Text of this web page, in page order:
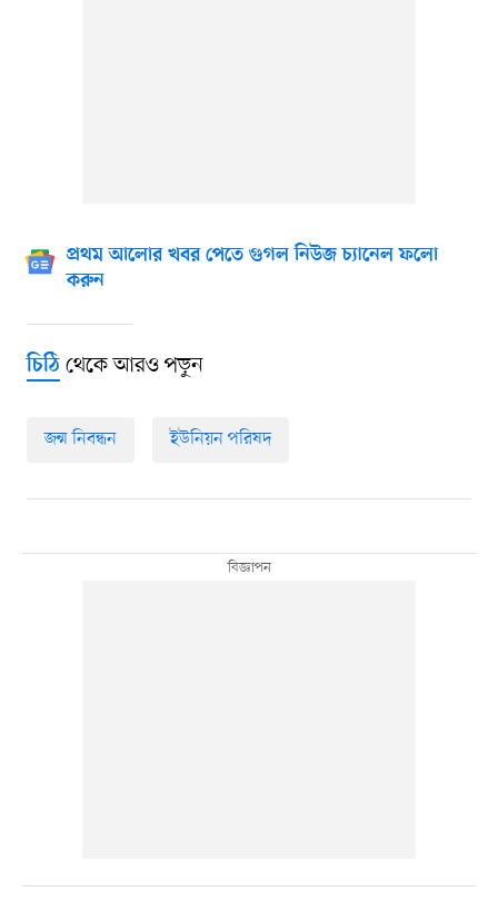
প্রথম আলোর খবর পেতে গুগল নিউজ চ্যানেল ফলো
করুন
চিঠিথেকে আরও পড়ুন
জন্ম নিবন্ধন ইউনিয়ন পরিষদ